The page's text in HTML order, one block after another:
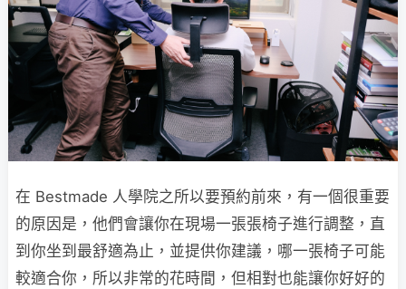
在 Bestmade 人學院之所以要預約前來，有一個很重要
的原因是，他們會讓你在現場一張張椅子進行調整，直
到你坐到最舒適為止，並提供你建議，哪一張椅子可能
較適合你，所以非常的花時間，但相對也能讓你好好的